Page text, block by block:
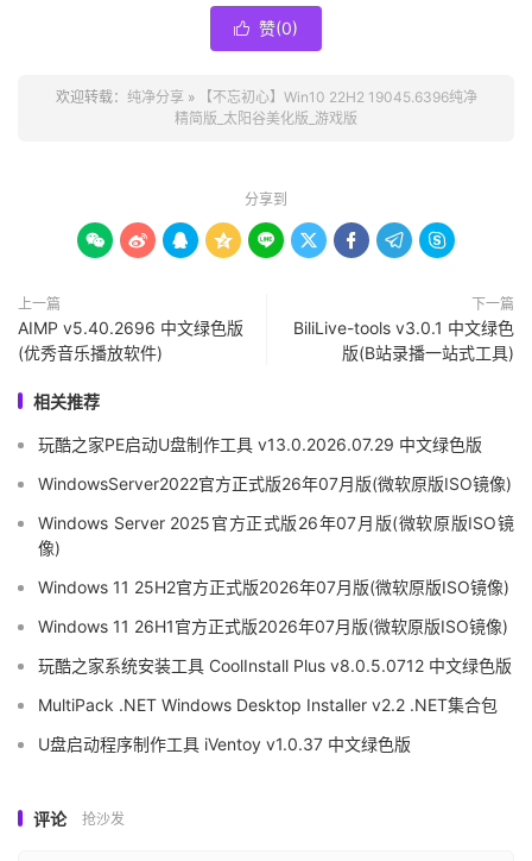
 赞(0)
欢迎转载： 纯净分享 »
【不忘初心】Win10 22H2 19045.6396纯净
精简版_太阳谷美化版_游戏版
分享到
        
上一篇
AIMP v5.40.2696 中文绿色版
(优秀音乐播放软件)
下一篇
BiliLive-tools v3.0.1 中文绿色
版(B站录播一站式工具)
相关推荐
玩酷之家PE启动U盘制作工具 v13.0.2026.07.29 中文绿色版
WindowsServer2022官方正式版26年07月版(微软原版ISO镜像)
Windows Server 2025官方正式版26年07月版(微软原版ISO镜
像)
Windows 11 25H2官方正式版2026年07月版(微软原版ISO镜像)
Windows 11 26H1官方正式版2026年07月版(微软原版ISO镜像)
玩酷之家系统安装工具 CoolInstall Plus v8.0.5.0712 中文绿色版
MultiPack .NET Windows Desktop Installer v2.2 .NET集合包
U盘启动程序制作工具 iVentoy v1.0.37 中文绿色版
评论 抢沙发